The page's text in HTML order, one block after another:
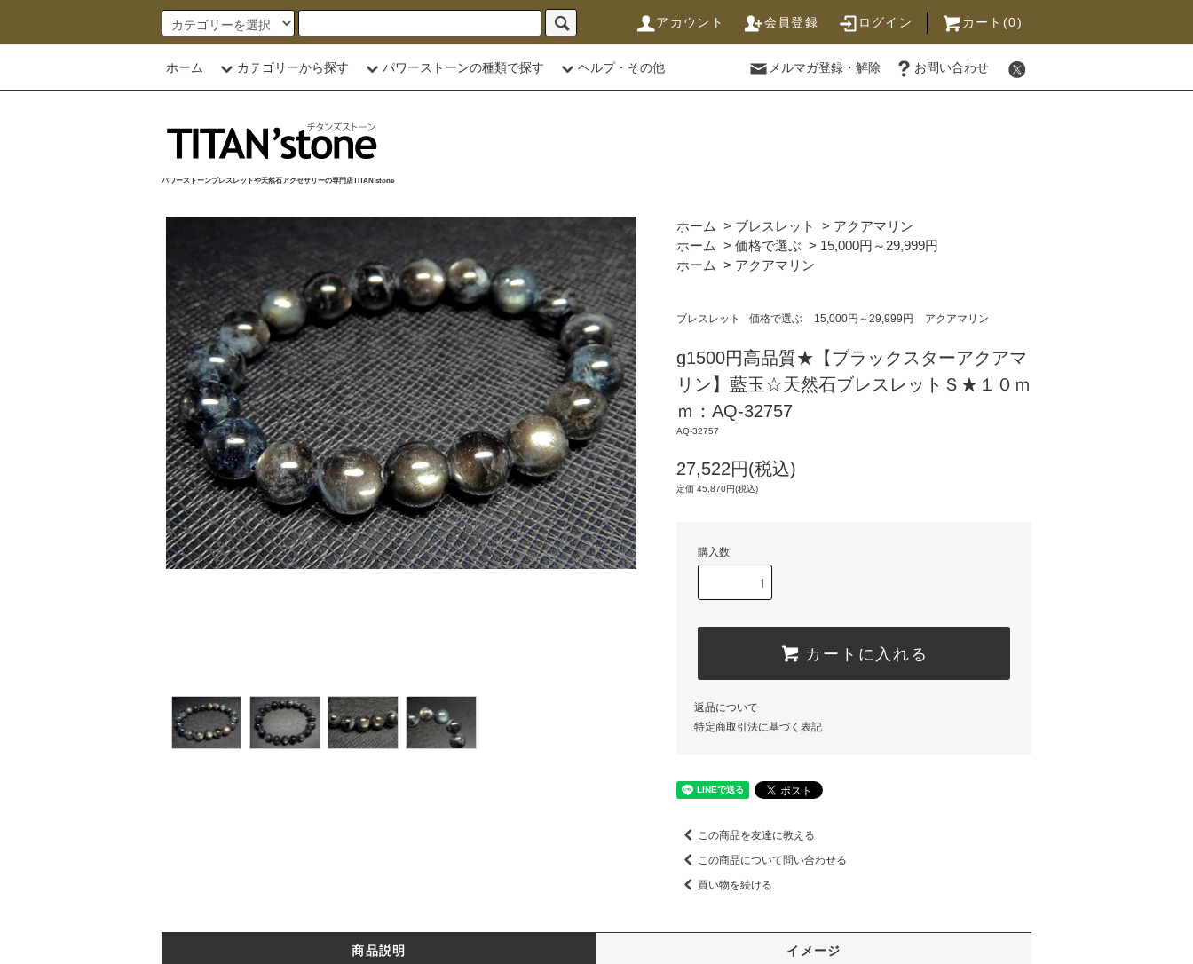
アカウント 会員登録 ログイン カート(0)
ホーム カテゴリーから探す パワーストーンの種類で探す ヘルプ・その他 メルマガ登録・解除 お問い合わせ
パワーストーンブレスレットや天然石アクセサリーの専門店TITAN'stone
ホーム > ブレスレット > アクアマリン
ホーム > 価格で選ぶ > 15,000円～29,999円
ホーム > アクアマリン
ブレスレット 価格で選ぶ 15,000円～29,999円 アクアマリン
g1500円高品質★【ブラックスターアクアマ
リン】藍玉☆天然石ブレスレットＳ★１０ｍ
ｍ：AQ-32757
AQ-32757
27,522円(税込)
定価 45,870円(税込)
購入数
カートに入れる
返品について
特定商取引法に基づく表記
この商品を友達に教える
この商品について問い合わせる
買い物を続ける
商品説明 イメージ